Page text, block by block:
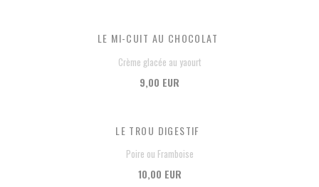
LE MI-CUIT AU CHOCOLAT
Crème glacée au yaourt
9,00 EUR
LE TROU DIGESTIF
Poire ou Framboise
10,00 EUR